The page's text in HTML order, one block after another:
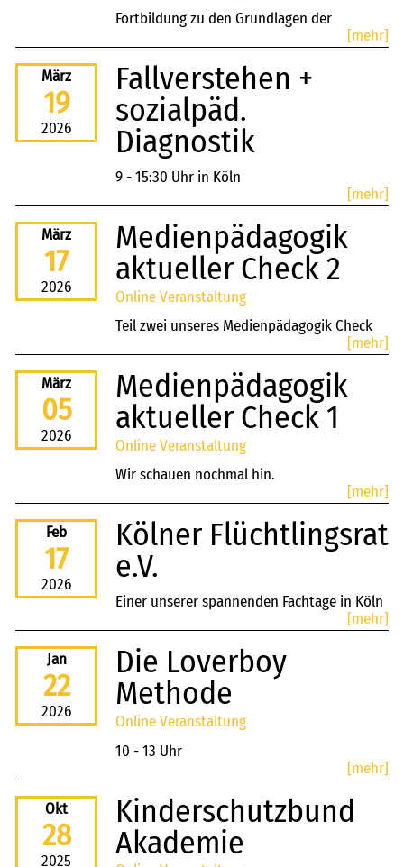
Fortbildung zu den Grundlagen der
[mehr]
März
19
2026
Fallverstehen +
sozialpäd.
Diagnostik
9 - 15:30 Uhr in Köln
[mehr]
März
17
2026
Medienpädagogik
aktueller Check 2
Online Veranstaltung
Teil zwei unseres Medienpädagogik Check
[mehr]
März
05
2026
Medienpädagogik
aktueller Check 1
Online Veranstaltung
Wir schauen nochmal hin.
[mehr]
Feb
17
2026
Kölner Flüchtlingsrat
e.V.
Einer unserer spannenden Fachtage in Köln
[mehr]
Jan
22
2026
Die Loverboy
Methode
Online Veranstaltung
10 - 13 Uhr
[mehr]
Okt
28
2025
Kinderschutzbund
Akademie